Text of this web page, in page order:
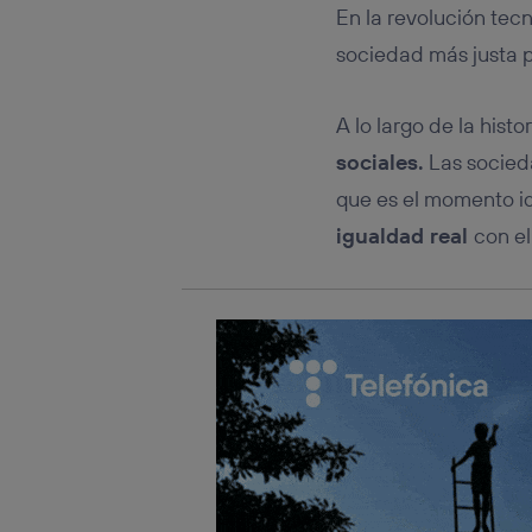
En la revolución
sociedad más justa
A lo largo de la
sociales. Las
que es el momento
igualdad real con
conecte
Si
Puedes
inferior